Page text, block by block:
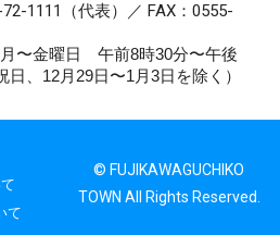
1111 （代表）／ FAX：0555-
〜金曜日 午前8時30分〜午後
日、12月29日〜1月3日を除く）
て
© FUJIKAWAGUCHIKO
TOWN All Rights Reserved.